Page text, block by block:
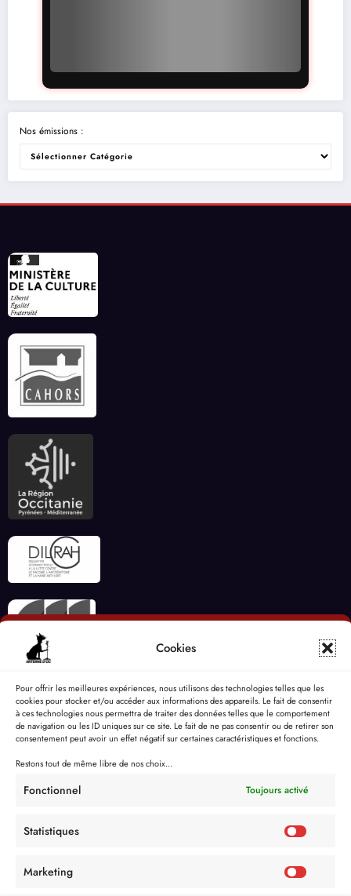
Cookies
Pour offrir les meilleures expériences, nous utilisons des technologies telles que les
cookies pour stocker et/ou accéder aux informations des appareils. Le fait de consentir
à ces technologies nous permettra de traiter des données telles que le comportement
de navigation ou les ID uniques sur ce site. Le fait de ne pas consentir ou de retirer son
consentement peut avoir un effet négatif sur certaines caractéristiques et fonctions.
Restons tout de même libre de nos choix...
Fonctionnel Toujours activé
Statistiques
Marketing
Nos émissions :